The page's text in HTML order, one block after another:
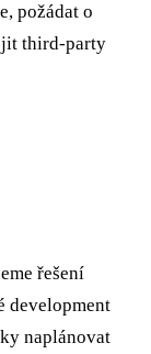
požádat o
third-party
řešení
development
naplánovat